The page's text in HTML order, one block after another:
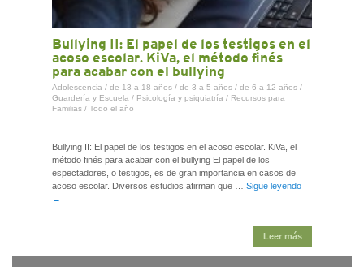
Bullying II: El papel de los testigos en el
acoso escolar. KiVa, el método finés
para acabar con el bullying
Adolescencia / de 13 a 18 años / de 3 a 5 años / de 6 a 12 años /
Guardería y Escuela / Psicología y psiquiatría / Recursos para
Familias / Todo el año
Bullying II: El papel de los testigos en el acoso escolar. KiVa, el
método finés para acabar con el bullying El papel de los
espectadores, o testigos, es de gran importancia en casos de
acoso escolar. Diversos estudios afirman que … Sigue leyendo
→
Leer más